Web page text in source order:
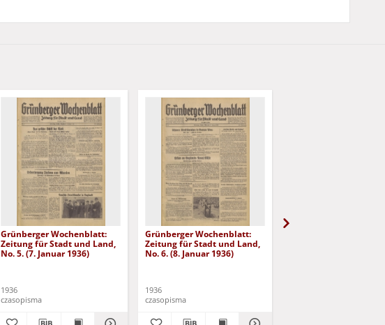
Grünberger Wochenblatt:
Zeitung für Stadt und Land,
No. 5. (7. Januar 1936)
1936
czasopisma
Grünberger Wochenblatt:
Zeitung für Stadt und Land,
No. 6. (8. Januar 1936)
1936
czasopisma